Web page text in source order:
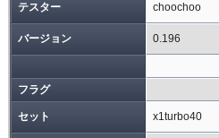
テスター choochoo
バージョン 0.196
フラグ
セット x1turbo40